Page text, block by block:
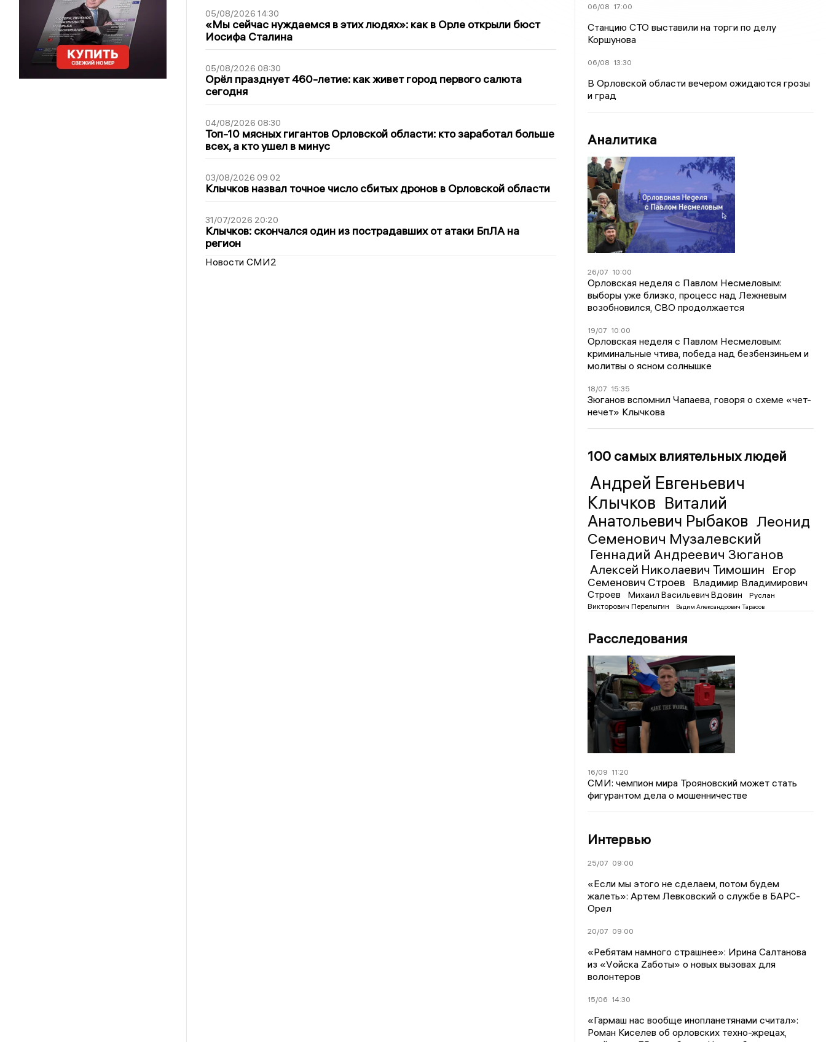
05/08/2026 14:30
«Мы сейчас нуждаемся в этих людях»: как в Орле открыли бюст
Иосифа Сталина
05/08/2026 08:30
Орёл празднует 460-летие: как живет город первого салюта
сегодня
04/08/2026 08:30
Топ-10 мясных гигантов Орловской области: кто заработал больше
всех, а кто ушел в минус
03/08/2026 09:02
Клычков назвал точное число сбитых дронов в Орловской области
31/07/2026 20:20
Клычков: скончался один из пострадавших от атаки БпЛА на
регион
Новости СМИ2
06/08 17:00
Станцию СТО выставили на торги по делу
Коршунова
06/08 13:30
В Орловской области вечером ожидаются грозы
и град
Аналитика
26/07 10:00
Орловская неделя с Павлом Несмеловым:
выборы уже близко, процесс над Лежневым
возобновился, СВО продолжается
19/07 10:00
Орловская неделя с Павлом Несмеловым:
криминальные чтива, победа над безбензиньем и
молитвы о ясном солнышке
18/07 15:35
Зюганов вспомнил Чапаева, говоря о схеме «чет-
нечет» Клычкова
100 самых влиятельных людей
Андрей Евгеньевич
Клычков Виталий
Анатольевич Рыбаков Леонид
Семенович Музалевский
Геннадий Андреевич Зюганов
Алексей Николаевич Тимошин
Егор
Семенович Строев
Владимир Владимирович
Строев
Михаил Васильевич Вдовин
Руслан
Викторович Перелыгин
Вадим Александрович Тарасов
Расследования
16/09 11:20
СМИ: чемпион мира Трояновский может стать
фигурантом дела о мошенничестве
Интервью
25/07 09:00
«Если мы этого не сделаем, потом будем
жалеть»: Артем Левковский о службе в БАРС-
Орел
20/07 09:00
«Ребятам намного страшнее»: Ирина Салтанова
из «Vойска Zаботы» о новых вызовах для
волонтеров
15/06 14:30
«Гармаш нас вообще инопланетянами считал»:
Роман Киселев об орловских техно-жрецах,